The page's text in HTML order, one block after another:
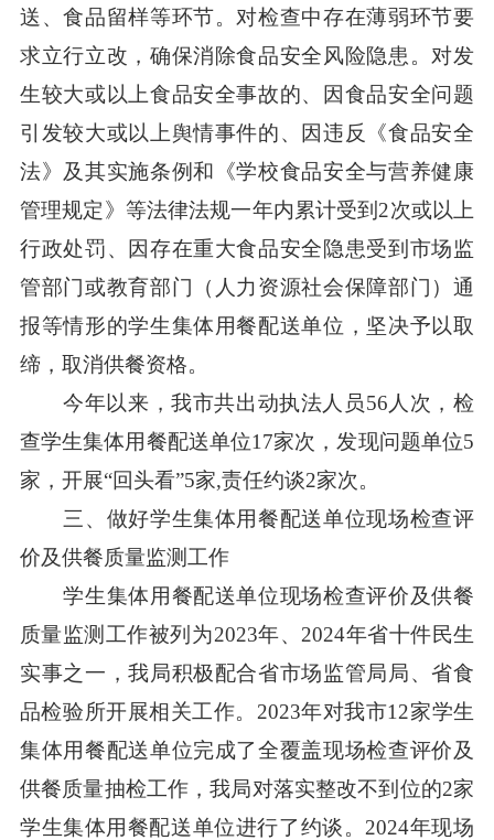
送、食品留样等环节。对检查中存在薄弱环节要
求立行立改，确保消除食品安全风险隐患。对发
生较大或以上食品安全事故的、因食品安全问题
引发较大或以上舆情事件的、因违反《食品安全
法》及其实施条例和《学校食品安全与营养健康
管理规定》等法律法规一年内累计受到2次或以上
行政处罚、因存在重大食品安全隐患受到市场监
管部门或教育部门（人力资源社会保障部门）通
报等情形的学生集体用餐配送单位，坚决予以取
缔，取消供餐资格。
今年以来，我市共出动执法人员56人次，检
查学生集体用餐配送单位17家次，发现问题单位5
家，开展“回头看”5家,责任约谈2家次。
三、做好学生集体用餐配送单位现场检查评
价及供餐质量监测工作
学生集体用餐配送单位现场检查评价及供餐
质量监测工作被列为2023年、2024年省十件民生
实事之一，我局积极配合省市场监管局局、省食
品检验所开展相关工作。2023年对我市12家学生
集体用餐配送单位完成了全覆盖现场检查评价及
供餐质量抽检工作，我局对落实整改不到位的2家
学生集体用餐配送单位进行了约谈。2024年现场